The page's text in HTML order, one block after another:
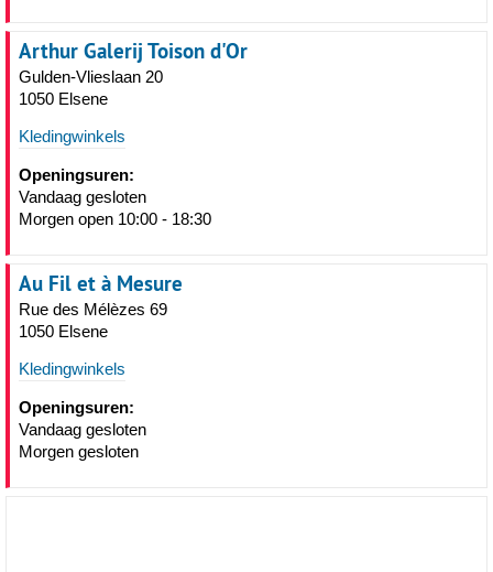
Arthur Galerij Toison d'Or
Gulden-Vlieslaan 20
1050 Elsene
Kledingwinkels
Openingsuren:
Vandaag gesloten
Morgen open 10:00 - 18:30
Au Fil et à Mesure
Rue des Mélèzes 69
1050 Elsene
Kledingwinkels
Openingsuren:
Vandaag gesloten
Morgen gesloten